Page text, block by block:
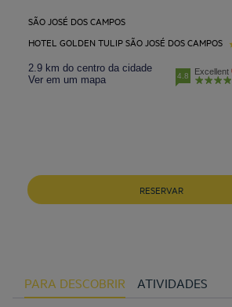
SÃO JOSÉ DOS CAMPOS
HOTEL GOLDEN TULIP SÃO JOSÉ DOS CAMPOS
2.9 km do centro da cidade
Ver em um mapa
4.8 Excellent
RESERVAR
PARA DESCOBRIR ATIVIDADES